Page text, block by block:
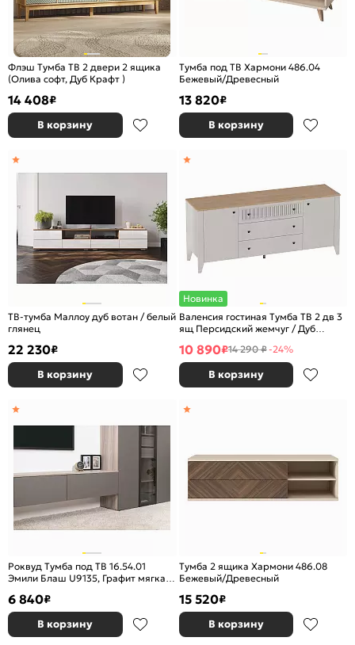
Флэш Тумба ТВ 2 двери 2 ящика
(Олива софт, Дуб Крафт )
14 408₽
В корзину
Тумба под ТВ Хармони 486.04
Бежевый/Древесный
13 820₽
В корзину
ТВ-тумба Маллоу дуб вотан / белый
глянец
22 230₽
В корзину
Новинка
Валенсия гостиная Тумба ТВ 2 дв 3
ящ Персидский жемчуг / Дуб
10 890₽14 290 ₽-24%
В корзину
Роквуд Тумба под ТВ 16.54.01
Эмили Блаш U9135, Графит мягкая
6 840₽
В корзину
Тумба 2 ящика Хармони 486.08
Бежевый/Древесный
15 520₽
В корзину